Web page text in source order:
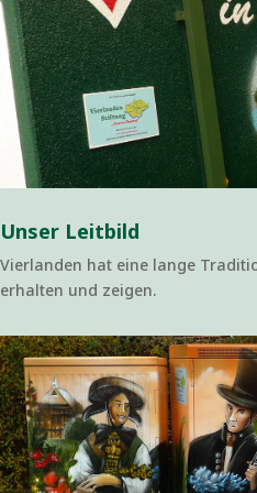
Unser Leitbild
Vierlanden hat eine lange
erhalten und zeigen.